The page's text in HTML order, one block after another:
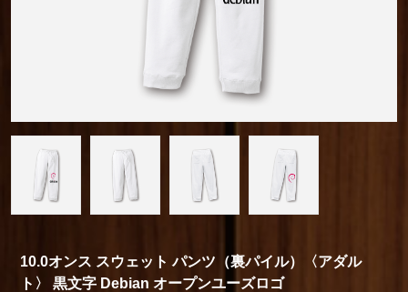
10.0オンス スウェット パンツ（裏パイル）〈アダル
ト〉 黒文字 Debian オープンユーズロゴ